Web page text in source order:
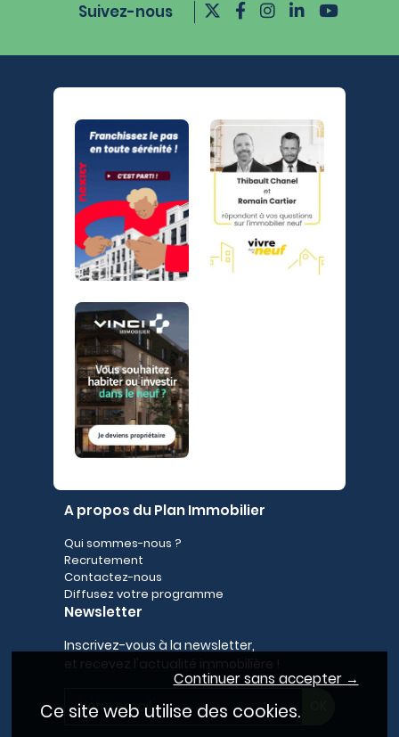
Suivez-nous
A propos du Plan Immobilier
Qui sommes-nous ?
Recrutement
Contactez-nous
Diffusez votre programme
Newsletter
Inscrivez-vous à la newsletter,
Continuer sans accepter →
Ce site web utilise des cookies.